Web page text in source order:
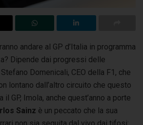
andare al GP d’Italia in programma
Dipende dai progressi delle
Domenicali, CEO della F1, che
lontano dall’altro circuito che questo
GP, Imola, anche quest’anno a porte
Sainz è un peccato che la sua